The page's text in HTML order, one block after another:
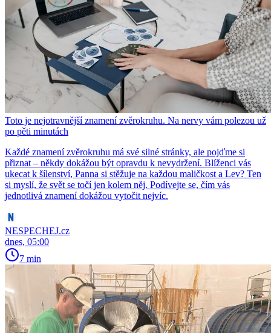
Toto je nejotravnější znamení zvěrokruhu. Na nervy vám polezou už
po pěti minutách
Každé znamení zvěrokruhu má své silné stránky, ale pojďme si
přiznat – někdy dokážou být opravdu k nevydržení. Blíženci vás
ukecat k šílenství, Panna si stěžuje na každou maličkost a Lev? Ten
si myslí, že svět se točí jen kolem něj. Podívejte se, čím vás
jednotlivá znamení dokážou vytočit nejvíc.
NESPECHEJ.cz
dnes, 05:00
7 min